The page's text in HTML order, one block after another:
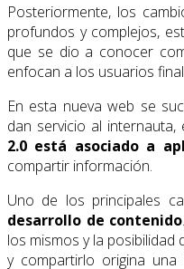
Posteriormente, los
profundos y complejos,
que se dio a conocer
enfocan a los usuarios
En esta nueva web se
dan servicio al
2.0 está asociado a
compartir información.
Uno de los principales
desarrollo de contenido
los mismos y la
y compartirlo origina